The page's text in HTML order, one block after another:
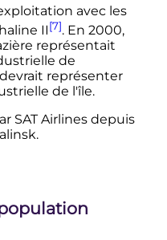
avec les
II[7]. En 2000,
représentait
de
représenter
de l'île.
SAT Airlines depuis